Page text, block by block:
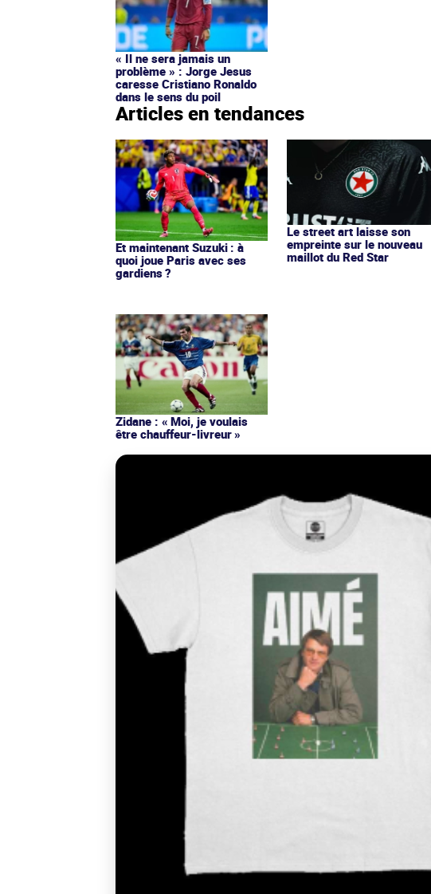
« Il ne sera jamais un
problème » : Jorge Jesus
caresse Cristiano Ronaldo
dans le sens du poil
Articles en tendances
Et maintenant Suzuki : à
quoi joue Paris avec ses
gardiens ?
Le street art laisse son
empreinte sur le nouveau
maillot du Red Star
Zidane : « Moi, je voulais
être chauffeur-livreur »